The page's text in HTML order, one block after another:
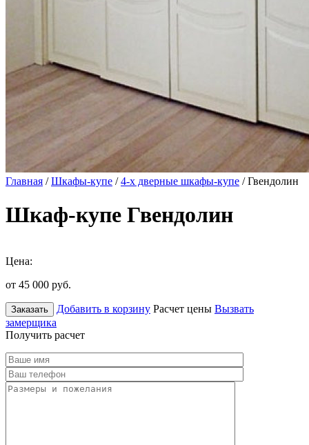
Главная /Шкафы-купе /4-х дверные шкафы-купе / Гвендолин
Шкаф-купе Гвендолин
Цена:
от 45 000 руб.
Заказать Добавить в корзину Расчет цены Вызвать
замерщика
Получить расчет